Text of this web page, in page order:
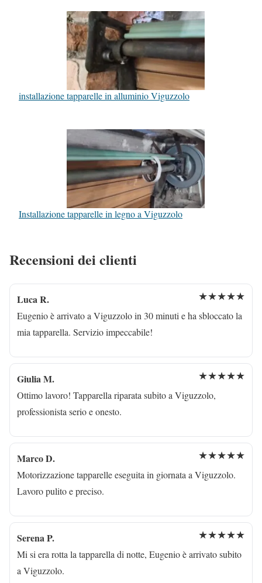
installazione tapparelle in alluminio Viguzzolo
Installazione tapparelle in legno a Viguzzolo
Recensioni dei clienti
Luca R. ★★★★★
Eugenio è arrivato a Viguzzolo in 30 minuti e ha sbloccato la
mia tapparella. Servizio impeccabile!
Giulia M. ★★★★★
Ottimo lavoro! Tapparella riparata subito a Viguzzolo,
professionista serio e onesto.
Marco D. ★★★★★
Motorizzazione tapparelle eseguita in giornata a Viguzzolo.
Lavoro pulito e preciso.
Serena P. ★★★★★
Mi si era rotta la tapparella di notte, Eugenio è arrivato subito
a Viguzzolo.